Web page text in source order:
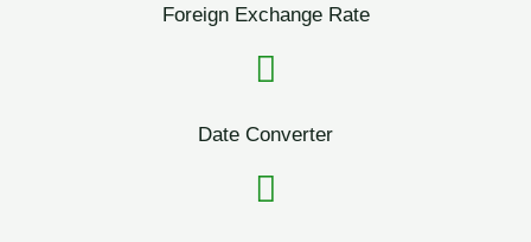
Foreign Exchange Rate
Date Converter